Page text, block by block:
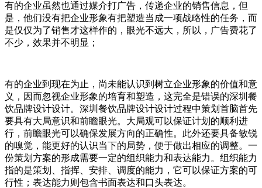
有的企业虽然也通过媒介打广告，传递企业的销售信息，但
是，他们没有把企业形象有把塑造当成一项战略性的任务，而
是仅仅为了销售才这样作的，眼光不远大，所以，广告费花了
不少，效果并不明显；
有的企业到现在为止，尚未能认识到树立企业形象的价值和意
义，因而忽视企业形象的培育和塑造，这完全是错误的深圳餐
饮品牌设计设计。深圳餐饮品牌设计设计过程中策划首脑首先
要具有大局意识和前瞻眼光。大局观可以保证计划的顺利进
行，前瞻眼光可以确保发展方向的正确性。此外还要具备敏锐
的嗅觉，能更好的认识当下的局势，便于做出相应的调整。一
份策划方案的形成需要一定的组织能力和表达能力。组织能力
指的是策划、指挥、安排、调度的能力，它可以保证方案的可
行性；表达能力则包含书面表达和口头表达。